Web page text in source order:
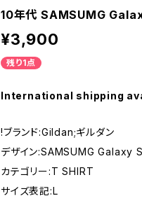
10年代 SAMSUMG
¥3,900
残り1点
International shipping
!ブランド:Gildan;ギルダン
デザイン:SAMSUMG Galaxy
カテゴリー:T SHIRT
サイズ表記:L